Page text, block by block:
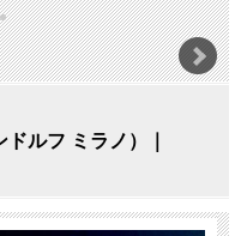
ルフ ミラノ）｜